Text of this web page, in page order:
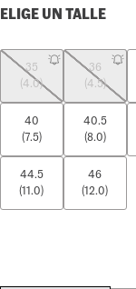
ELIGE UN TALLE
35
(4.0)
36
(4.5)
40
(7.5)
40.5
(8.0)
44.5
(11.0)
46
(12.0)